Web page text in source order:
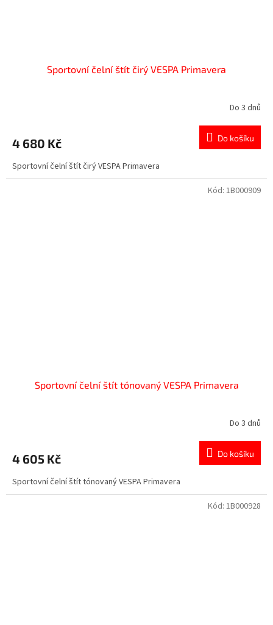
Sportovní čelní štít čirý VESPA Primavera
Do 3 dnů
4 680 Kč Do košíku
Sportovní čelní štít čirý VESPA Primavera
Sportovní čelní štít tónovaný VESPA Primavera
Do 3 dnů
4 605 Kč Do košíku
Sportovní čelní štít tónovaný VESPA Primavera
Kód: 1B000909
Kód: 1B000928